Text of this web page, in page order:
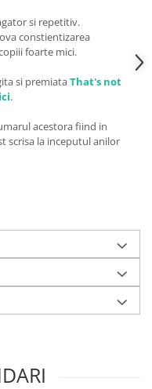
si repetitiv.
constientizarea
foarte mici.
si premiataThat's not
.
acestora fiind in
scrisa la inceputul anilor